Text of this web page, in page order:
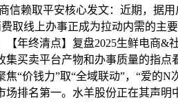
信赖取平安核心发文：近期，据
取线上办事正成为拉动内需的主
年终清点】复盘2025生鲜电商&
买卖平台产物和办事质量的指点
“价钱力”取“全域联动”，“爱的N
排名第一。水羊股份正在其声明